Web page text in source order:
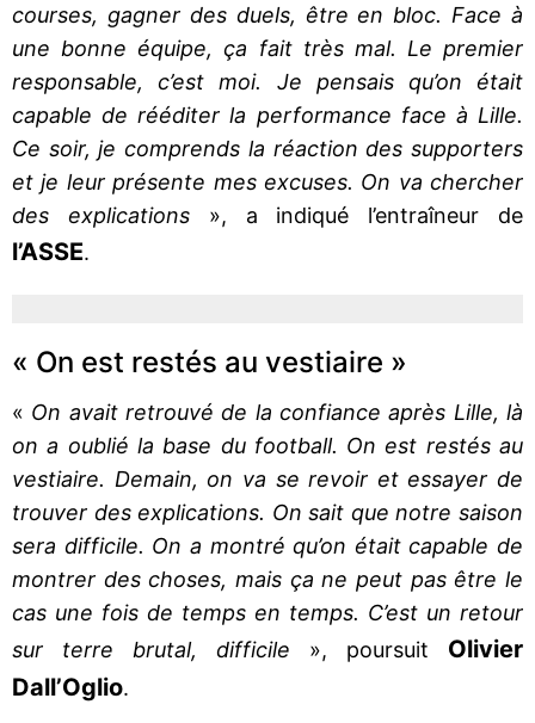
courses, gagner des duels, être en bloc. Face à
une bonne équipe, ça fait très mal. Le premier
responsable, c’est moi. Je pensais qu’on était
capable de rééditer la performance face à Lille.
Ce soir, je comprends la réaction des supporters
et je leur présente mes excuses. On va chercher
des explications», a indiqué l’entraîneur de
l’ASSE.
« On est restés au vestiaire »
« On avait retrouvé de la confiance après Lille, là
on a oublié la base du football. On est restés au
vestiaire. Demain, on va se revoir et essayer de
trouver des explications. On sait que notre saison
sera difficile. On a montré qu’on était capable de
montrer des choses, mais ça ne peut pas être le
cas une fois de temps en temps. C’est un retour
sur terre brutal, difficile », poursuit Olivier
Dall’Oglio.